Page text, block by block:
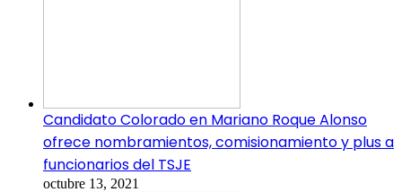
Candidato Colorado en Mariano Roque Alonso
ofrece nombramientos, comisionamiento y plus a
funcionarios del TSJE
octubre 13, 2021